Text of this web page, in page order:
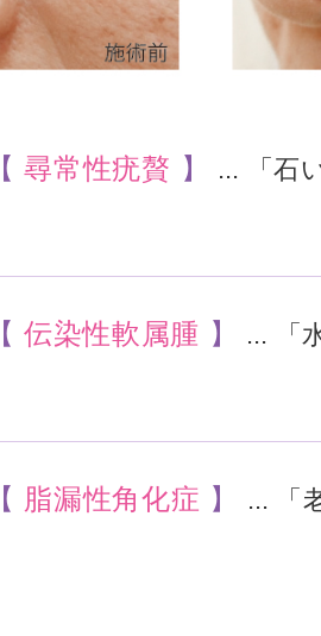
【尋常性疣贅 】
... 「石
【伝染性軟属腫 】
... 「
【 脂漏性角化症 】
... 「